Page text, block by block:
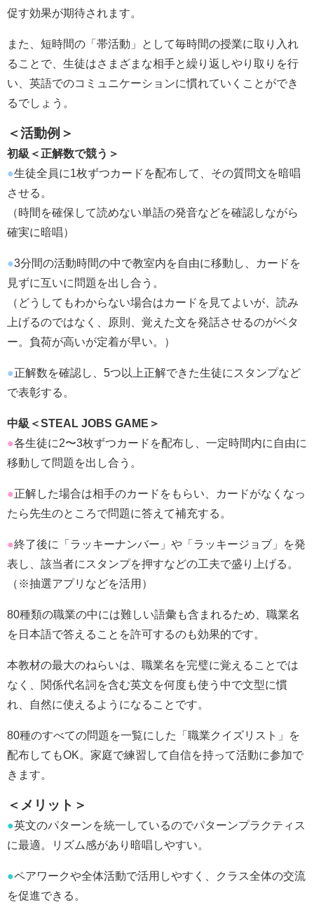
促す効果が期待されます。
また、短時間の「帯活動」として毎時間の授業に取り入れ
ることで、生徒はさまざまな相手と繰り返しやり取りを行
い、英語でのコミュニケーションに慣れていくことができ
るでしょう。
＜活動例＞
初級＜正解数で競う＞
●生徒全員に1枚ずつカードを配布して、その質問文を暗唱
させる。
（時間を確保して読めない単語の発音などを確認しながら
確実に暗唱）
●3分間の活動時間の中で教室内を自由に移動し、カードを
見ずに互いに問題を出し合う。
（どうしてもわからない場合はカードを見てよいが、読み
上げるのではなく、原則、覚えた文を発話させるのがベタ
ー。負荷が高いが定着が早い。）
●正解数を確認し、5つ以上正解できた生徒にスタンプなど
で表彰する。
中級＜STEAL JOBS GAME＞
●各生徒に2〜3枚ずつカードを配布し、一定時間内に自由に
移動して問題を出し合う。
●正解した場合は相手のカードをもらい、カードがなくなっ
たら先生のところで問題に答えて補充する。
●終了後に「ラッキーナンバー」や「ラッキージョブ」を発
表し、該当者にスタンプを押すなどの工夫で盛り上げる。
（※抽選アプリなどを活用）
80種類の職業の中には難しい語彙も含まれるため、職業名
を日本語で答えることを許可するのも効果的です。
本教材の最大のねらいは、職業名を完璧に覚えることでは
なく、関係代名詞を含む英文を何度も使う中で文型に慣
れ、自然に使えるようになることです。
80種のすべての問題を一覧にした「職業クイズリスト」を
配布してもOK。家庭で練習して自信を持って活動に参加で
きます。
＜メリット＞
●英文のパターンを統一しているのでパターンプラクティス
に最適。リズム感があり暗唱しやすい。
●ペアワークや全体活動で活用しやすく、クラス全体の交流
を促進できる。